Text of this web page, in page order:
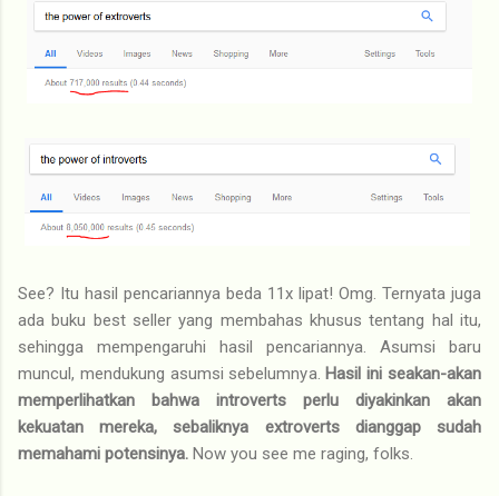
See? Itu hasil pencariannya beda 11x lipat! Omg. Ternyata juga
ada buku best seller yang membahas khusus tentang hal itu,
sehingga mempengaruhi hasil pencariannya. Asumsi baru
muncul, mendukung asumsi sebelumnya. Hasil ini seakan-akan
memperlihatkan bahwa introverts perlu diyakinkan akan
kekuatan mereka, sebaliknya extroverts dianggap sudah
memahami potensinya. Now you see me raging, folks.